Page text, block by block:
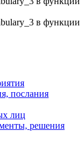
в функции
послания
лиц
решения